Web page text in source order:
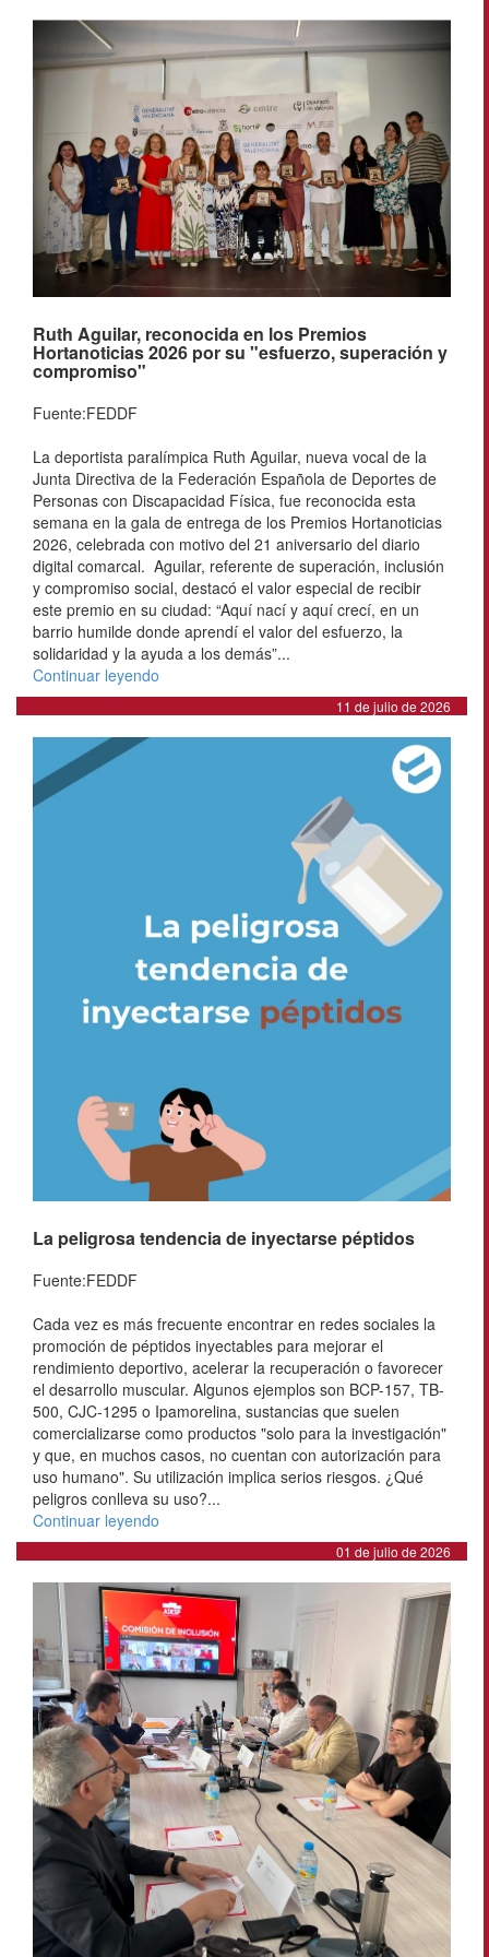
Ruth Aguilar, reconocida en los Premios
Hortanoticias 2026 por su "esfuerzo, superación y
compromiso"
Fuente:FEDDF
La deportista paralímpica Ruth Aguilar, nueva vocal de la
Junta Directiva de la Federación Española de Deportes de
Personas con Discapacidad Física, fue reconocida esta
semana en la gala de entrega de los Premios Hortanoticias
2026, celebrada con motivo del 21 aniversario del diario
digital comarcal. Aguilar, referente de superación, inclusión
y compromiso social, destacó el valor especial de recibir
este premio en su ciudad: “Aquí nací y aquí crecí, en un
barrio humilde donde aprendí el valor del esfuerzo, la
solidaridad y la ayuda a los demás”...
Continuar leyendo
11 de julio de 2026
La peligrosa tendencia de inyectarse péptidos
Fuente:FEDDF
Cada vez es más frecuente encontrar en redes sociales la
promoción de péptidos inyectables para mejorar el
rendimiento deportivo, acelerar la recuperación o favorecer
el desarrollo muscular. Algunos ejemplos son BCP-157, TB-
500, CJC-1295 o Ipamorelina, sustancias que suelen
comercializarse como productos "solo para la investigación"
y que, en muchos casos, no cuentan con autorización para
uso humano". Su utilización implica serios riesgos. ¿Qué
peligros conlleva su uso?...
Continuar leyendo
01 de julio de 2026